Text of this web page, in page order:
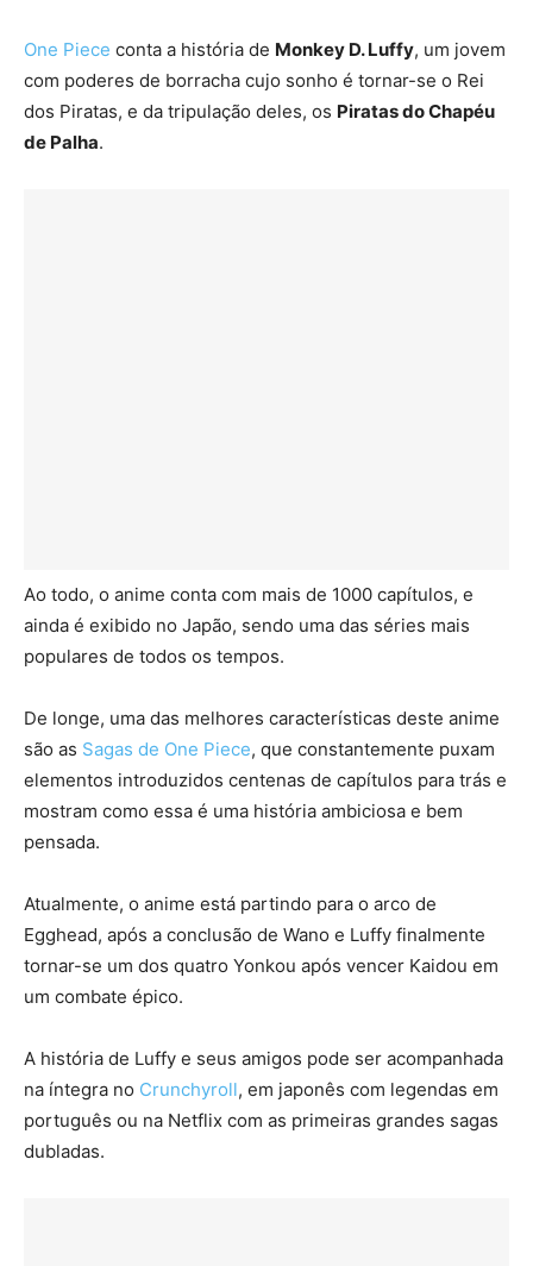
One Piece conta a história de Monkey D. Luffy, um jovem
com poderes de borracha cujo sonho é tornar-se o Rei
dos Piratas, e da tripulação deles, os Piratas do Chapéu
de Palha.
Ao todo, o anime conta com mais de 1000 capítulos, e
ainda é exibido no Japão, sendo uma das séries mais
populares de todos os tempos.
De longe, uma das melhores características deste anime
são as Sagas de One Piece, que constantemente puxam
elementos introduzidos centenas de capítulos para trás e
mostram como essa é uma história ambiciosa e bem
pensada.
Atualmente, o anime está partindo para o arco de
Egghead, após a conclusão de Wano e Luffy finalmente
tornar-se um dos quatro Yonkou após vencer Kaidou em
um combate épico.
A história de Luffy e seus amigos pode ser acompanhada
na íntegra no Crunchyroll, em japonês com legendas em
português ou na Netflix com as primeiras grandes sagas
dubladas.